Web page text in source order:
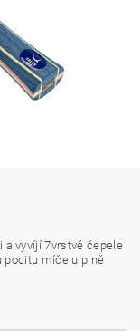
a vyvíjí 7vrstvé čepele
pocitu míče u plně